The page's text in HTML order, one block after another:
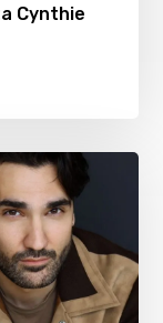
Cynthie